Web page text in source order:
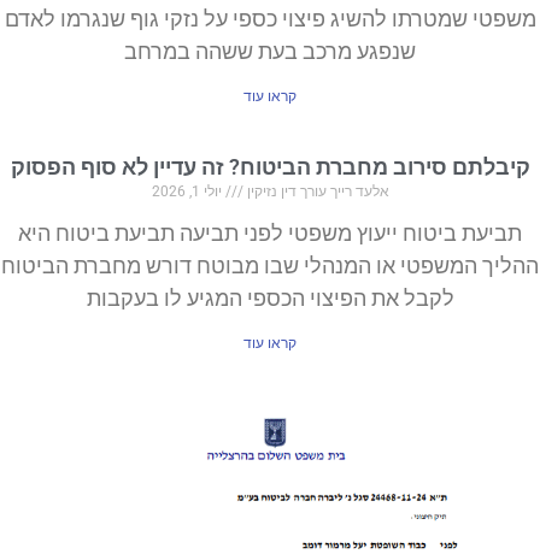
משפטי שמטרתו להשיג פיצוי כספי על נזקי גוף שנגרמו לאדם
שנפגע מרכב בעת ששהה במרחב
קראו עוד
קיבלתם סירוב מחברת הביטוח? זה עדיין לא סוף הפסוק
אלעד רייך עורך דין נזיקין יולי 1, 2026
תביעת ביטוח ייעוץ משפטי לפני תביעה תביעת ביטוח היא
ההליך המשפטי או המנהלי שבו מבוטח דורש מחברת הביטוח
לקבל את הפיצוי הכספי המגיע לו בעקבות
קראו עוד